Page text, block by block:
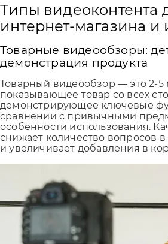
Типы видеоконтента
интернет-магазина и
Товарные видеообзоры:
демонстрация продукта
Товарный видеообзор — это 2-5
показывающее товар со всех
демонстрирующее ключевые
сравнении с привычными
особенности использования.
снижает количество вопросов
и увеличивает добавления в